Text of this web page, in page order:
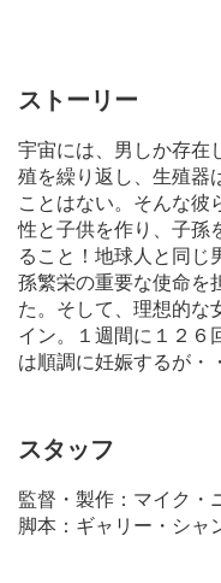
ストーリー
宇宙には、男しか存在
殖を繰り返し、生殖器
ことはない。そんな彼
性と子供を作り、子孫
ること！地球人と同じ
孫繁栄の重要な使命を
た。そして、理想的な
イン。１週間に１２６
は順調に妊娠するが・
スタッフ
監督・製作：マイク・
脚本：ギャリー・シャ